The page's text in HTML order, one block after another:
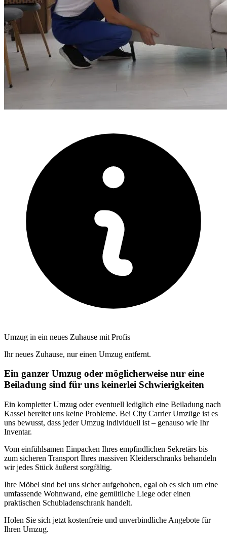
Umzug in ein neues Zuhause mit Profis
Ihr neues Zuhause, nur einen Umzug entfernt.
Ein ganzer Umzug oder möglicherweise nur eine
Beiladung sind für uns keinerlei Schwierigkeiten
Ein kompletter Umzug oder eventuell lediglich eine Beiladung nach
Kassel bereitet uns keine Probleme. Bei City Carrier Umzüge ist es
uns bewusst, dass jeder Umzug individuell ist – genauso wie Ihr
Inventar.
Vom einfühlsamen Einpacken Ihres empfindlichen Sekretärs bis
zum sicheren Transport Ihres massiven Kleiderschranks behandeln
wir jedes Stück äußerst sorgfältig.
Ihre Möbel sind bei uns sicher aufgehoben, egal ob es sich um eine
umfassende Wohnwand, eine gemütliche Liege oder einen
praktischen Schubladenschrank handelt.
Holen Sie sich jetzt kostenfreie und unverbindliche Angebote für
Ihren Umzug.